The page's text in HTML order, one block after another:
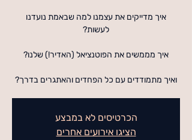
איך מדייקים את עצמנו למה שבאמת נועדנו
ואיך מתמודדים עם כל הפחדים והאתגרים בדרך?
הכרטיסים לא במבצע
הציגו אירועים אחרים